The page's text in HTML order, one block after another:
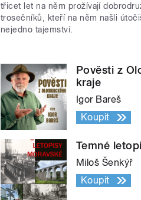
třicet let na něm prožívají
trosečníků, kteří na něm našli
nejedno tajemství.
Pověsti z
kraje
Igor Bareš
Koupit
Temné
Miloš Šenkýř
Koupit